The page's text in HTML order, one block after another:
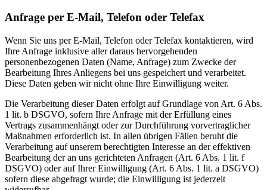
Anfrage per E-Mail, Telefon oder Telefax
Wenn Sie uns per E-Mail, Telefon oder Telefax kontaktieren, wird
Ihre Anfrage inklusive aller daraus hervorgehenden
personenbezogenen Daten (Name, Anfrage) zum Zwecke der
Bearbeitung Ihres Anliegens bei uns gespeichert und verarbeitet.
Diese Daten geben wir nicht ohne Ihre Einwilligung weiter.
Die Verarbeitung dieser Daten erfolgt auf Grundlage von Art. 6 Abs.
1 lit. b DSGVO, sofern Ihre Anfrage mit der Erfüllung eines
Vertrags zusammenhängt oder zur Durchführung vorvertraglicher
Maßnahmen erforderlich ist. In allen übrigen Fällen beruht die
Verarbeitung auf unserem berechtigten Interesse an der effektiven
Bearbeitung der an uns gerichteten Anfragen (Art. 6 Abs. 1 lit. f
DSGVO) oder auf Ihrer Einwilligung (Art. 6 Abs. 1 lit. a DSGVO)
sofern diese abgefragt wurde; die Einwilligung ist jederzeit